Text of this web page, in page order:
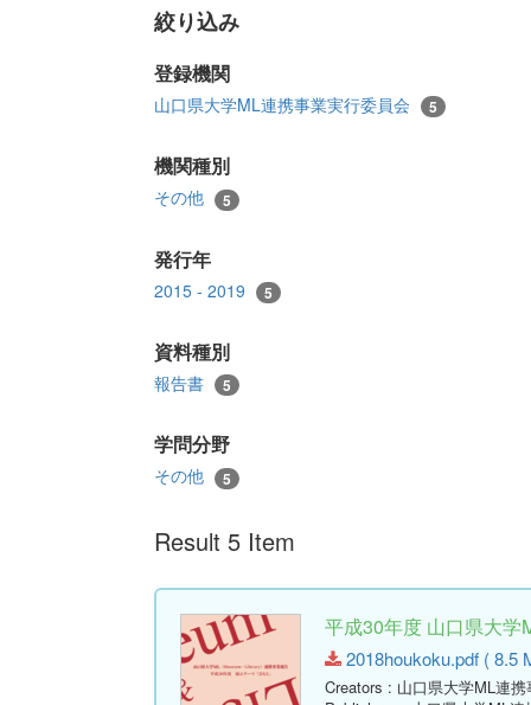
絞り込み
登録機関
山口県大学ML連携事業実行委員会 5
機関種別
その他 5
発行年
2015 - 2019 5
資料種別
報告書 5
学問分野
その他 5
Result 5 Item
平成30年度 山口県大学
2018houkoku.pdf ( 8.5
Creators : 山口県大学ML連